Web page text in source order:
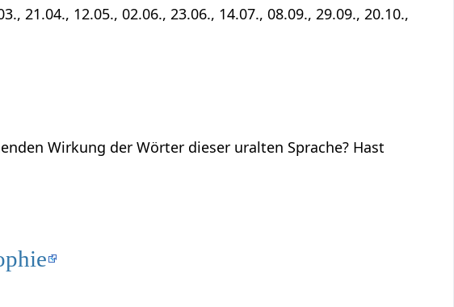
21.04., 12.05., 02.06., 23.06., 14.07., 08.09., 29.09., 20.10.,
Wirkung der Wörter dieser uralten Sprache? Hast